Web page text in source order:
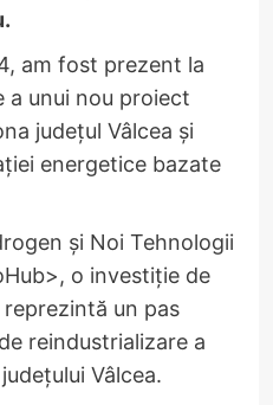
am fost prezent la
a unui nou proiect
județul Vâlcea și
energetice bazate
și Noi Tehnologii
o investiție de
un pas
reindustrializare a
Vâlcea.